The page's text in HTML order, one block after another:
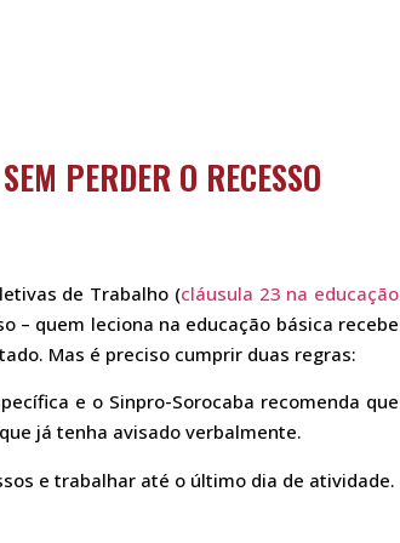
PERDER O RECESSO
de Trabalho (cláusula 23 na educação
– quem leciona na educação básica recebe
Mas é preciso cumprir duas regras:
e o Sinpro-Sorocaba recomenda que
já tenha avisado verbalmente.
e trabalhar até o último dia de atividade.